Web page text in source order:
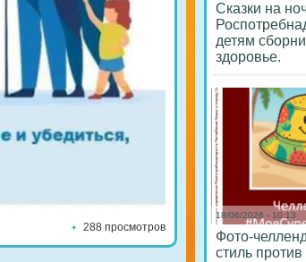
288 просмотров
Сказки на
детям
здоровье.
18/06/2026 - 10:13
Фото-
стиль